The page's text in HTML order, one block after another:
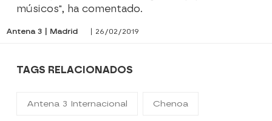
músicos", ha comentado.
Antena 3 | Madrid | 26/02/2019
TAGS RELACIONADOS
Antena 3 Internacional Chenoa